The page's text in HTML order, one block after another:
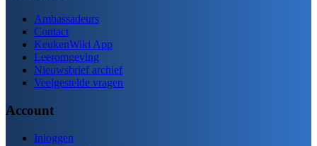
Ambassadeurs
Contact
KeukenWiki App
Leeromgeving
Nieuwsbrief archief
Veelgestelde vragen
Account
Inloggen